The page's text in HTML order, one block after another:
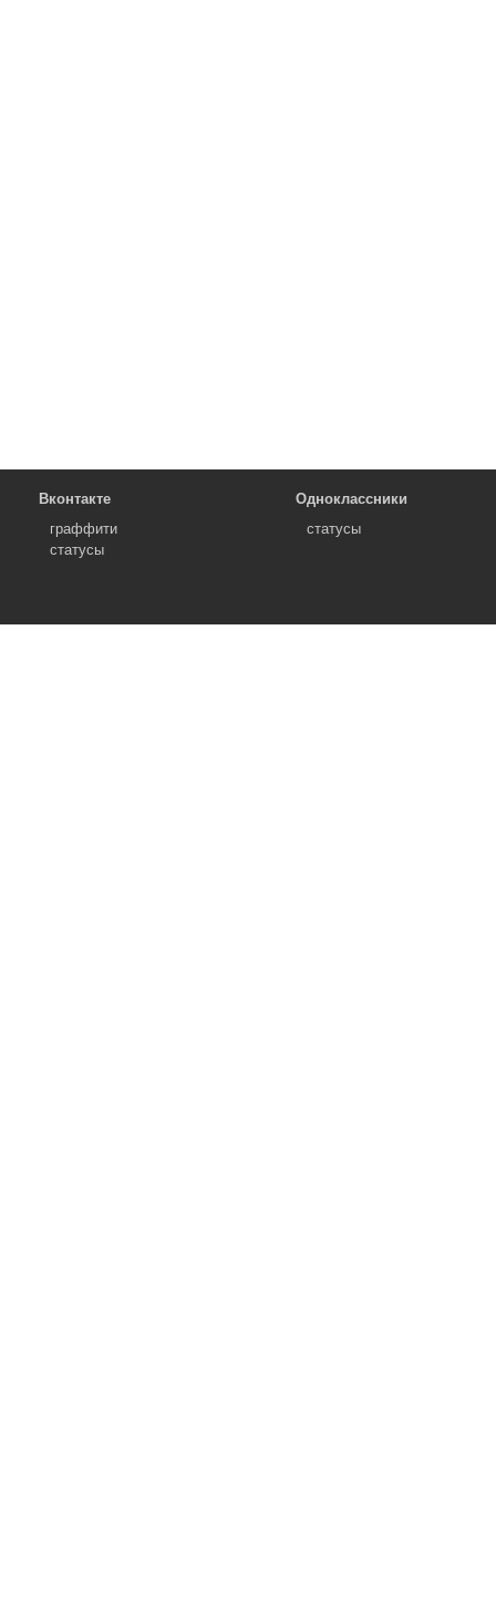
Вконтакте
граффити
статусы
Одноклассники
статусы